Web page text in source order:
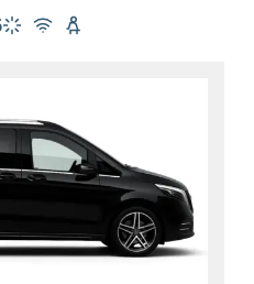
пассажиров: 6
багажа: 6
Климат-контроль
Бесплатный Wi-Fi
Детское кресло